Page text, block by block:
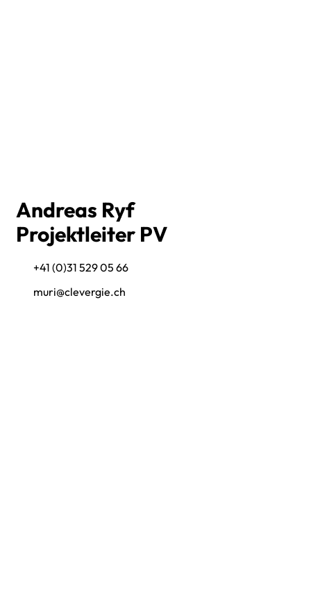
Andreas Ryf
Projektleiter PV
+41 (0)31 529 05 66
muri@clevergie.ch